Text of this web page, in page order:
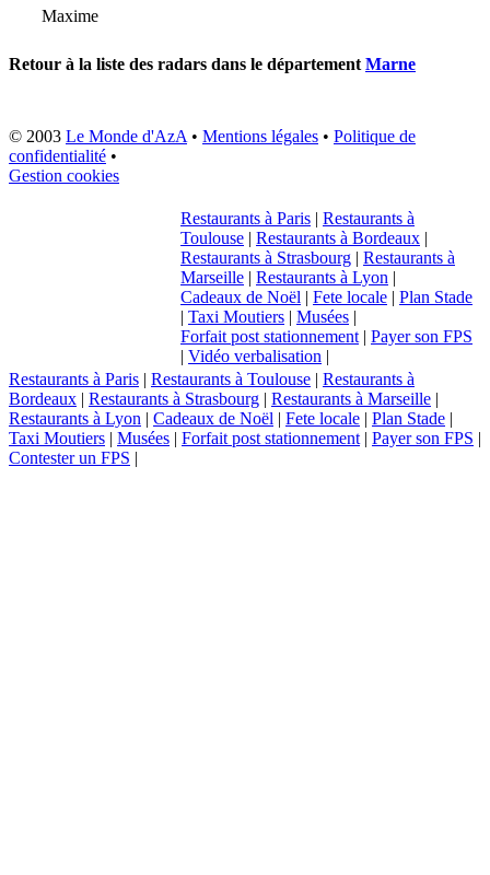
Maxime
Retour à la liste des radars dans le département Marne
© 2003 Le Monde d'AzA • Mentions légales • Politique de
confidentialité •
Gestion cookies
Restaurants à Paris | Restaurants à
Toulouse | Restaurants à Bordeaux |
Restaurants à Strasbourg | Restaurants à
Marseille | Restaurants à Lyon |
Cadeaux de Noël | Fete locale | Plan Stade
| Taxi Moutiers | Musées |
Forfait post stationnement | Payer son FPS
| Vidéo verbalisation |
Restaurants à Paris | Restaurants à Toulouse | Restaurants à
Bordeaux | Restaurants à Strasbourg | Restaurants à Marseille |
Restaurants à Lyon | Cadeaux de Noël | Fete locale | Plan Stade |
Taxi Moutiers | Musées | Forfait post stationnement | Payer son FPS |
Contester un FPS |